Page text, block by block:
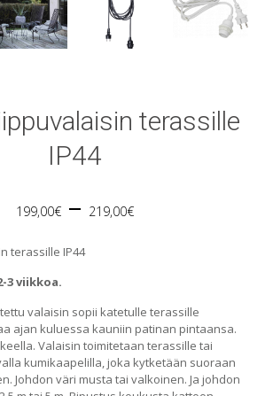
terassille
IP44
199,00€ – 219,00€Price
through
219,00€
terassille IP44
3 viikkoa.
valaisin sopii katetulle terassille
ajan kuluessa kauniin patinan pintaansa.
Valaisin toimitetaan terassille tai
kumikaapelilla, joka kytketään suoraan
Johdon väri musta tai valkoinen. Ja johdon